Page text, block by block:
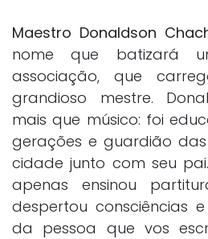
Maestro Donaldson
nome que batizará
associação, que
grandioso mestre.
mais que músico: foi
gerações e guardião
cidade junto com seu
apenas ensinou
despertou consciências
da pessoa que vos